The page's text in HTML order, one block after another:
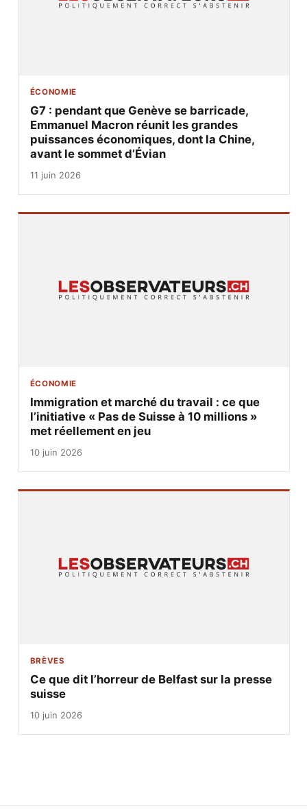
ÉCONOMIE
G7 : pendant que Genève se barricade,
Emmanuel Macron réunit les grandes
puissances économiques, dont la Chine,
avant le sommet d’Évian
11 juin 2026
ÉCONOMIE
Immigration et marché du travail : ce que
l’initiative « Pas de Suisse à 10 millions »
met réellement en jeu
10 juin 2026
BRÈVES
Ce que dit l’horreur de Belfast sur la presse
suisse
10 juin 2026